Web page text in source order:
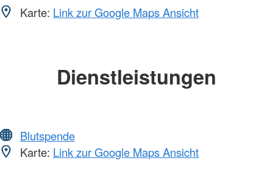
Karte: Link zur Google Maps Ansicht
Dienstleistungen
Blutspende
Karte: Link zur Google Maps Ansicht